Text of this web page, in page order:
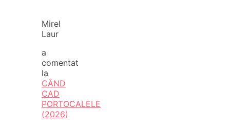
Mirel
Laur
a
comentat
la
CÂND
CAD
PORTOCALELE
(2026)